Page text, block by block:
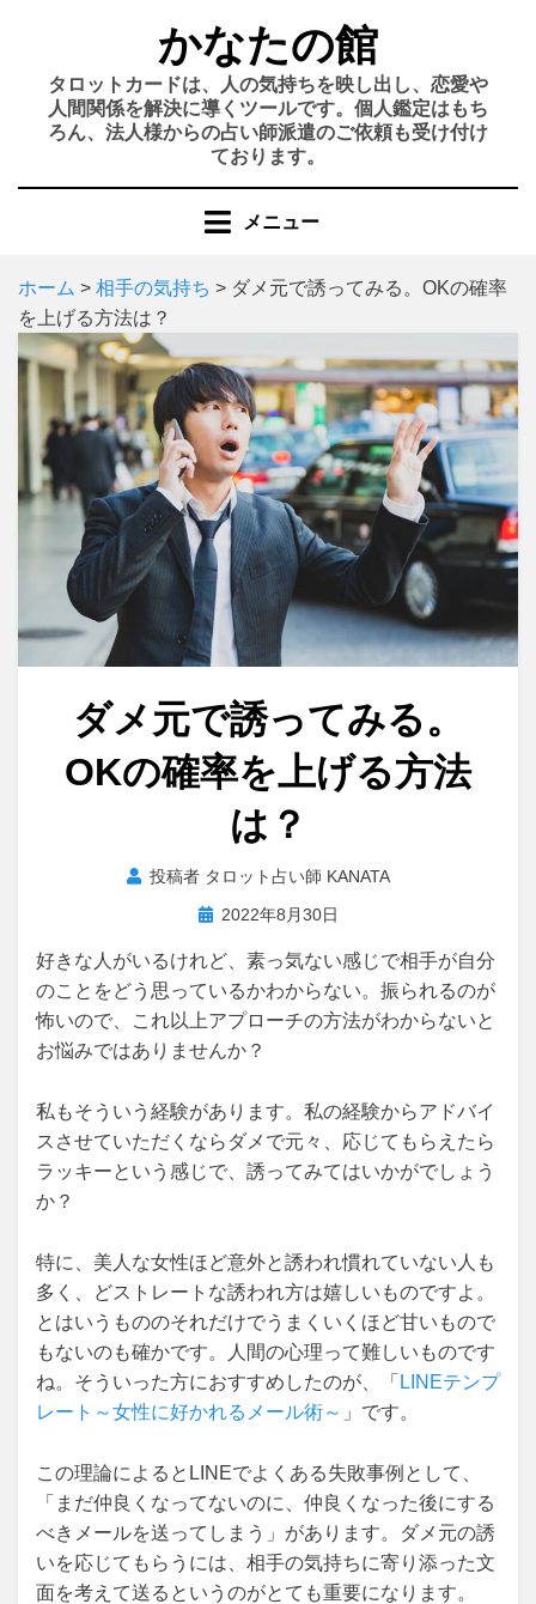
かなたの館
タロットカードは、人の気持ちを映し出し、恋愛や
人間関係を解決に導くツールです。個人鑑定はもち
ろん、法人様からの占い師派遣のご依頼も受け付け
ております。
メニュー
ホーム > 相手の気持ち > ダメ元で誘ってみる。OKの確率
を上げる方法は？
ダメ元で誘ってみる。
OKの確率を上げる方法
は？
投稿者 タロット占い師 KANATA
投
日:
2022年8月30日
好きな人がいるけれど、素っ気ない感じで相手が自分
のことをどう思っているかわからない。振られるのが
怖いので、これ以上アプローチの方法がわからないと
お悩みではありませんか？
私もそういう経験があります。私の経験からアドバイ
スさせていただくならダメで元々、応じてもらえたら
ラッキーという感じで、誘ってみてはいかがでしょう
か？
特に、美人な女性ほど意外と誘われ慣れていない人も
多く、どストレートな誘われ方は嬉しいものですよ。
とはいうもののそれだけでうまくいくほど甘いもので
もないのも確かです。人間の心理って難しいものです
ね。そういった方におすすめしたのが、「 LINEテンプ
レート～女性に好かれるメール術～ 」です。
この理論によるとLINEでよくある失敗事例として、
「まだ仲良くなってないのに、仲良くなった後にする
べきメールを送ってしまう」があります。ダメ元の誘
いを応じてもらうには、相手の気持ちに寄り添った文
面を考えて送るというのがとても重要になります。